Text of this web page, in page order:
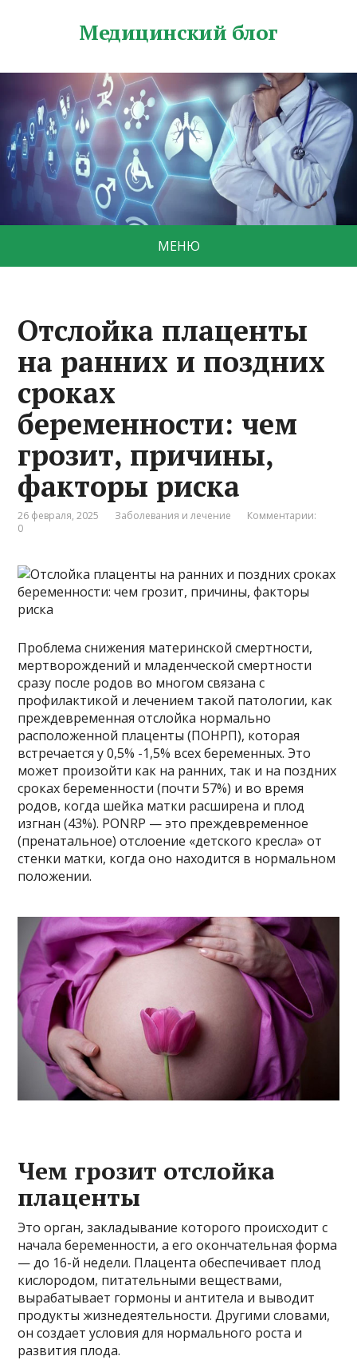
Медицинский блог
МЕНЮ
Отслойка плаценты
на ранних и поздних
сроках
беременности: чем
грозит, причины,
факторы риска
26 февраля, 2025 Заболевания и лечение
Комментарии:
0
Проблема снижения материнской смертности,
мертворождений и младенческой смертности
сразу после родов во многом связана с
профилактикой и лечением такой патологии, как
преждевременная отслойка нормально
расположенной плаценты (ПОНРП), которая
встречается у 0,5% -1,5% всех беременных. Это
может произойти как на ранних, так и на поздних
сроках беременности (почти 57%) и во время
родов, когда шейка матки расширена и плод
изгнан (43%). PONRP — это преждевременное
(пренатальное) отслоение «детского кресла» от
стенки матки, когда оно находится в нормальном
положении.
Чем грозит отслойка
плаценты
Это орган, закладывание которого происходит с
начала беременности, а его окончательная форма
— до 16-й недели. Плацента обеспечивает плод
кислородом, питательными веществами,
вырабатывает гормоны и антитела и выводит
продукты жизнедеятельности. Другими словами,
он создает условия для нормального роста и
развития плода.